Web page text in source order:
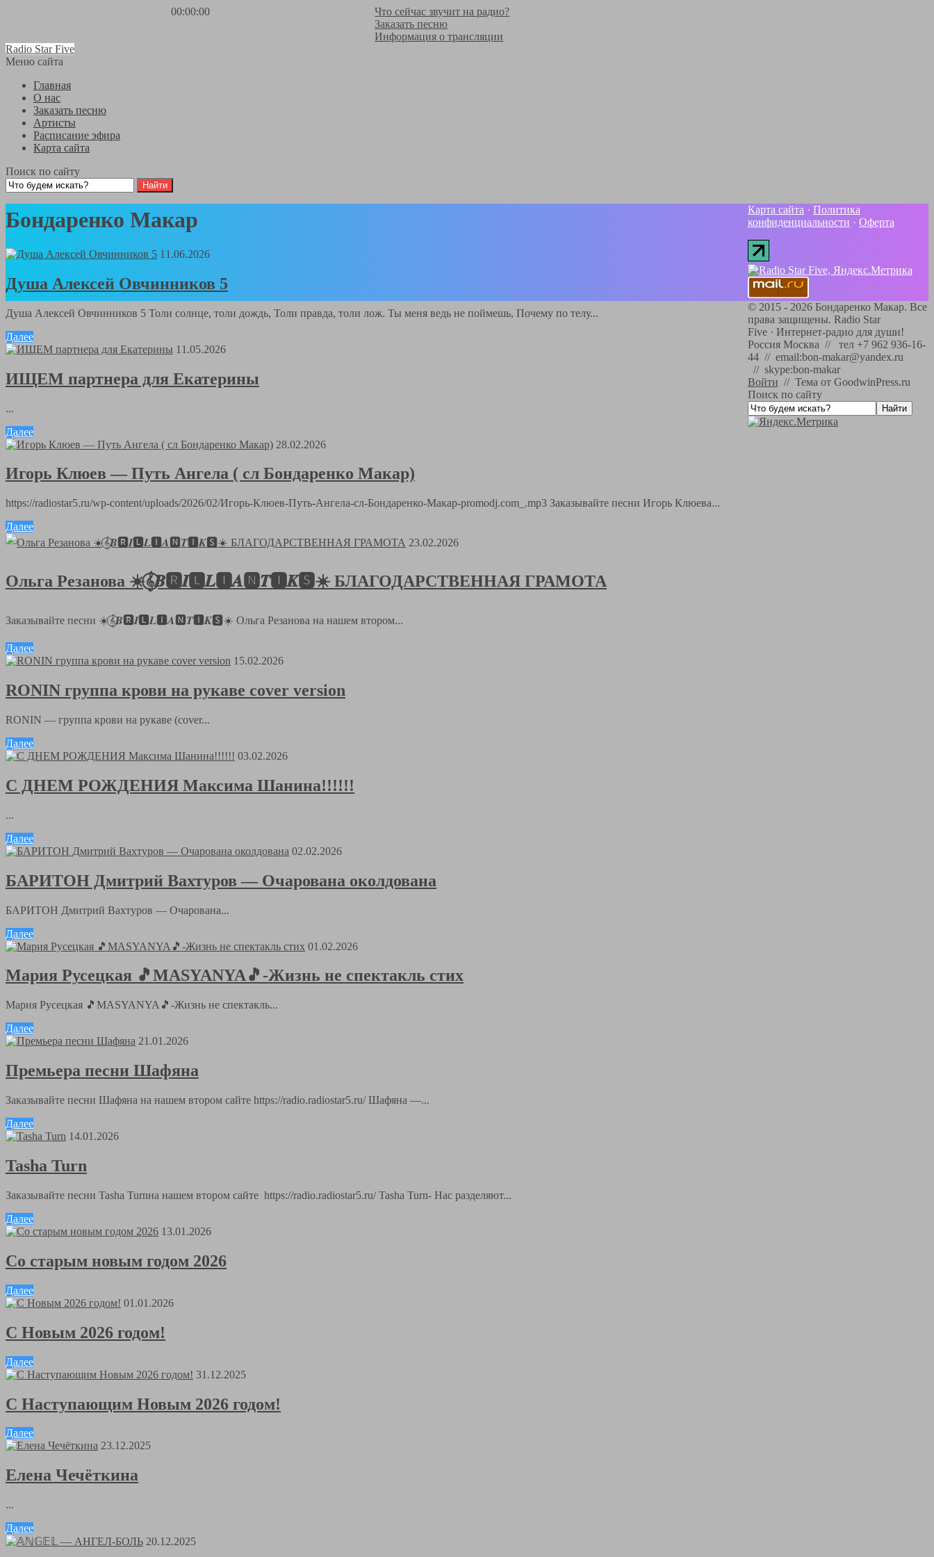
00:00:00
Что сейчас звучит на радио?
Заказать песню
Информация о трансляции
Radio Star Five
Меню сайта
Главная
О нас
Заказать песню
Артисты
Расписание эфира
Карта сайта
Поиск по сайту
Бондаренко Mакар
11.06.2026
Душа Алексей Овчинников 5
Душа Алексей Овчинников 5 Толи солнце, толи дождь, Толи правда, толи лож. Ты меня ведь не поймешь, Почему по телу...
Далее
11.05.2026
ИЩЕМ партнера для Екатерины
...
Далее
28.02.2026
Игорь Клюев — Путь Ангела ( сл Бондаренко Макар)
https://radiostar5.ru/wp-content/uploads/2026/02/Игорь-Клюев-Путь-Ангела-сл-Бондаренко-Макар-promodj.com_.mp3 Заказывайте песни Игорь Клюева...
Далее
23.02.2026
Ольга Резанова ☀️𝄞⃝𝑩🆁𝑰🅻𝑳🅸𝑨🅽𝑻🅸𝑲🆂☀️ БЛАГОДАРСТВЕННАЯ ГРАМОТА
Заказывайте песни ☀️𝄞⃝𝑩🆁𝑰🅻𝑳🅸𝑨🅽𝑻🅸𝑲🆂☀️ Ольга Резанова на нашем втором...
Далее
15.02.2026
RONIN группа крови на рукаве cover version
RONIN — группа крови на рукаве (cover...
Далее
03.02.2026
С ДНЕМ РОЖДЕНИЯ Максима Шанина!!!!!!
...
Далее
02.02.2026
БАРИТОН Дмитрий Вахтуров — Очарована околдована
БАРИТОН Дмитрий Вахтуров — Очарована...
Далее
01.02.2026
Мария Русецкая 🎵MASYANYA🎵-Жизнь не спектакль стих
Мария Русецкая 🎵MASYANYA🎵-Жизнь не спектакль...
Далее
21.01.2026
Премьера песни Шафяна
Заказывайте песни Шафяна на нашем втором сайте https://radio.radiostar5.ru/ Шафяна —...
Далее
14.01.2026
Tasha Turn
Заказывайте песни Tasha Turnна нашем втором сайте https://radio.radiostar5.ru/ Tasha Turn- Нас разделяют...
Далее
13.01.2026
Со старым новым годом 2026
Далее
01.01.2026
С Новым 2026 годом!
Далее
31.12.2025
С Наступающим Новым 2026 годом!
Далее
23.12.2025
Елена Чечёткина
...
Далее
20.12.2025
Карта сайта · Политика
конфиденциальности · Оферта
© 2015 - 2026Бондаренко Макар. Все
права защищены. Radio Star
Five· Интернет-радио для души!
Россия Москва // тел +7 962 936-16-
44 // email:bon-makar@yandex.ru
// skype:bon-makar
Войти // Тема от GoodwinPress.ru
Поиск по сайту